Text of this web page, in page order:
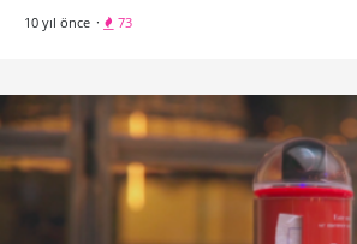
10 yıl önce · 73